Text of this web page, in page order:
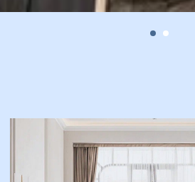
Организация трансфера
техническое оснащение
Возможны различные
варианты рассадки